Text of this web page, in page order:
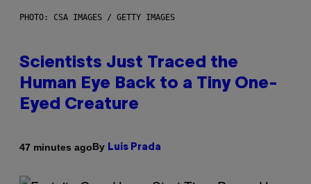
PHOTO: CSA IMAGES / GETTY IMAGES
Scientists Just Traced the
Human Eye Back to a Tiny One-
Eyed Creature
47 minutes agoBy Luis Prada